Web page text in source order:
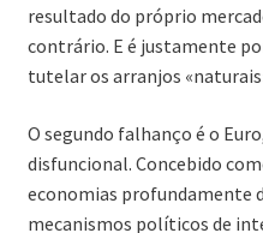
resultado do próprio
contrário. E é justamente
tutelar os arranjos
O segundo falhanço é o
disfuncional. Concebido
economias profundamente
mecanismos políticos de